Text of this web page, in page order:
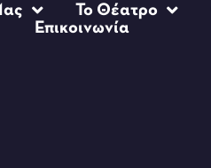
Το Θέατρο
Επικοινωνία